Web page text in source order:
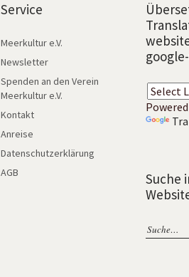
Service
Meerkultur e.V.
Newsletter
Spenden an den Verein
Meerkultur e.V.
Kontakt
Anreise
Datenschutzerklärung
AGB
Suche